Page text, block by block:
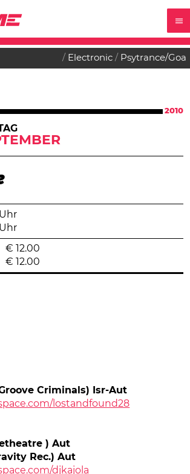
Electronic Psytrance/Goa
2010
€ 12.00
€ 12.00
Criminals) Isr-Aut
lostandfound28
) Aut
Rec.) Aut
djkajola